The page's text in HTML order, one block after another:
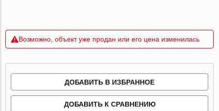
Возможно, объект уже продан или его цена изменилась
ДОБАВИТЬ В ИЗБРАННОЕ
ДОБАВИТЬ К СРАВНЕНИЮ